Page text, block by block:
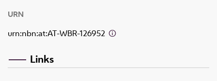
URN
urn:nbn:at:AT-WBR-126952
Links